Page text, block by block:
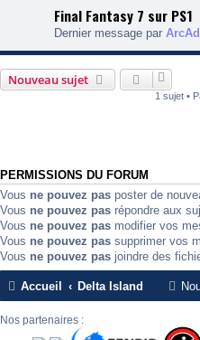
Final Fantasy 7 sur PS1
Dernier message par
Nouveau sujet
1 sujet •
PERMISSIONS DU FORUM
Vous ne pouvez pas poster de
Vous ne pouvez pas répondre aux
Vous ne pouvez pas modifier vos
Vous ne pouvez pas supprimer vos
Vous ne pouvez pas joindre des
Accueil Delta Island
Nos partenaires :